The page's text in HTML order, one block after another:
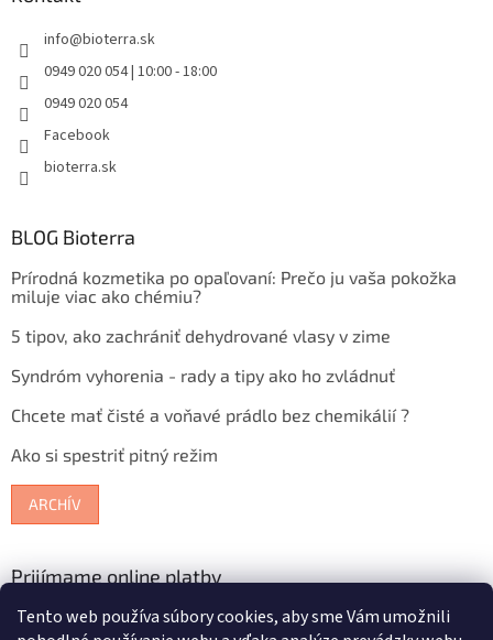
Tento web používa súbory cookies, aby sme Vám umožnili
info@bioterra.sk
0949 020 054 | 10:00 - 18:00
0949 020 054
Facebook
bioterra.sk
BLOG Bioterra
Prírodná kozmetika po opaľovaní: Prečo ju vaša pokožka
miluje viac ako chémiu?
5 tipov, ako zachrániť dehydrované vlasy v zime
Syndróm vyhorenia - rady a tipy ako ho zvládnuť
Chcete mať čisté a voňavé prádlo bez chemikálií ?
Ako si spestriť pitný režim
ARCHÍV
Prijímame online platby